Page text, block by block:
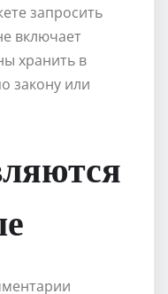
запросить
включает
хранить в
закону или